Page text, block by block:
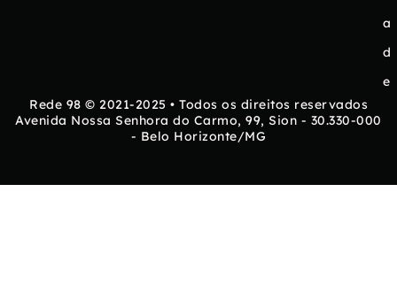
a
d
e
Rede 98 © 2021-2025 • Todos os direitos reservados
Avenida Nossa Senhora do Carmo, 99, Sion - 30.330-000
- Belo Horizonte/MG